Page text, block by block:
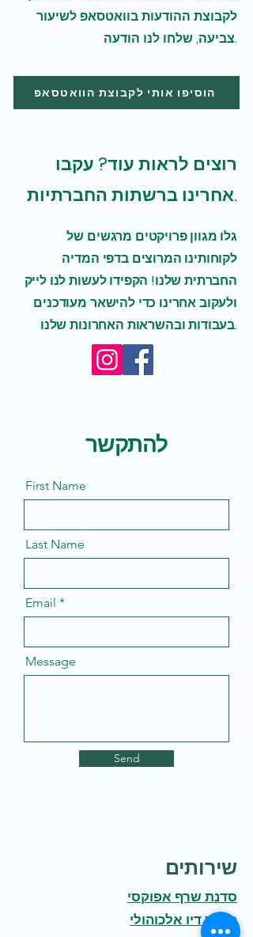
לקבוצת ההודעות בוואטסאפ לשיעור
צביעה, שלחו לנו הודעה.
הוסיפו אותי לקבוצת הוואטסאפ
רוצים לראות עוד? עקבו
אחרינו ברשתות החברתיות.
גלו מגוון פרויקטים מרגשים של
לקוחותינו המרוצים בדפי המדיה
החברתית שלנו! הקפידו לעשות לנו לייק
ולעקוב אחרינו כדי להישאר מעודכנים
בעבודות ובהשראות האחרונות שלנו.
להתקשר
First Name
Last Name
Email
Message
Send
שירותים
סדנת שרף אפוקסי
סדנת דיו אלכוהולי